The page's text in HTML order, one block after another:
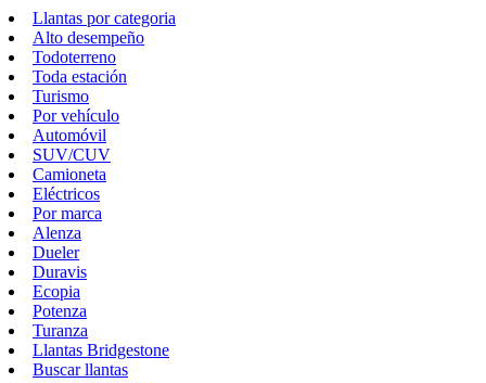
Llantas por categoria
Alto desempeño
Todoterreno
Toda estación
Turismo
Por vehículo
Automóvil
SUV/CUV
Camioneta
Eléctricos
Por marca
Alenza
Dueler
Duravis
Ecopia
Potenza
Turanza
Llantas Bridgestone
Buscar llantas